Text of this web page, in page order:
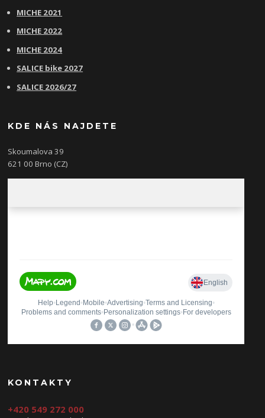
MICHE 2021
MICHE 2022
MICHE 2024
SALICE bike 2027
SALICE 2026/27
KDE NÁS NAJDETE
Skoumalova 39
621 00 Brno (CZ)
KONTAKTY
+420 549 272 000